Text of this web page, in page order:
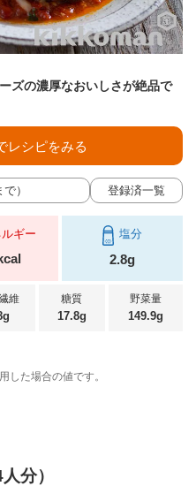
ズの濃厚なおいしさが絶品で
） 登録済一覧
レシピをみる
ギー 塩分
2.8g
維 糖質
17.8g
野菜量
149.9g
した場合の値です。
分）